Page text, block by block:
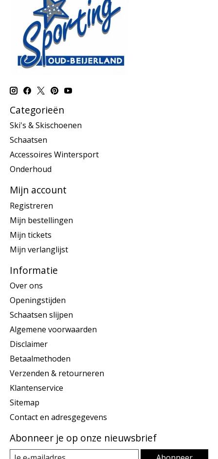
Categorieën
Ski's & Skischoenen
Schaatsen
Accessoires Wintersport
Onderhoud
Mijn account
Registreren
Mijn bestellingen
Mijn tickets
Mijn verlanglijst
Informatie
Over ons
Openingstijden
Schaatsen slijpen
Algemene voorwaarden
Disclaimer
Betaalmethoden
Verzenden & retourneren
Klantenservice
Sitemap
Contact en adresgegevens
Abonneer je op onze nieuwsbrief